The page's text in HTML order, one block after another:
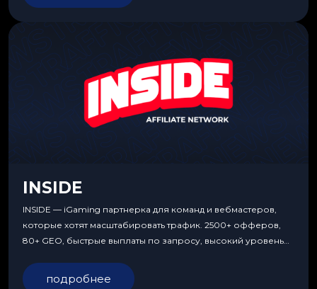
INSIDE
INSIDE — iGaming партнерка для команд и вебмастеров,
которые хотят масштабировать трафик. 2500+ офферов,
80+ GEO, быстрые выплаты по запросу, высокий уровень
подробнее